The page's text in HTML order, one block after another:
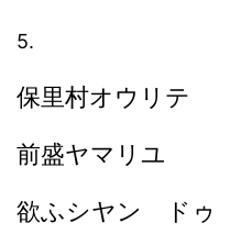
5.
保里村オウリテ
前盛ヤマリユ
欲ふシヤン ドゥ